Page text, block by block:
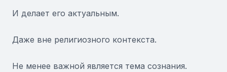
И делает его актуальным.
Даже вне религиозного контекста.
Не менее важной является тема сознания.